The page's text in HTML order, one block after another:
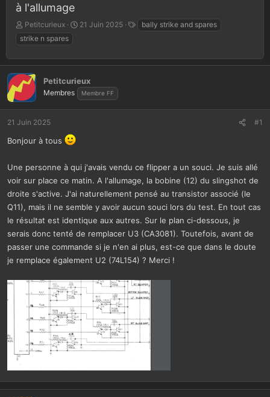
à l'allumage
A
u
t
u
r
e
l
a
i
c
s
s
i
o
n
Petitcurieux
D
d
e
d
é
b
21 Juin 2025
bally strike and spares
strike n spares
Petitcurieux
Membres Membre FF
21 Juin 2025 #1
Bonjour à tous
Une personne à qui j'avais vendu ce flipper a un souci. Je suis allé
voir sur place ce matin. A l'allumage, la bobine (12) du slingshot de
droite s'active. J'ai naturellement pensé au transistor associé (le
Q11), mais il ne semble y avoir aucun souci lors du test. En tout cas
le résultat est identique aux autres. Sur le plan ci-dessous, je
serais donc tenté de remplacer U3 (CA3081). Toutefois, avant de
passer une commande si je n'en ai plus, est-ce que dans le doute
je remplace également U2 (74L154) ? Merci !